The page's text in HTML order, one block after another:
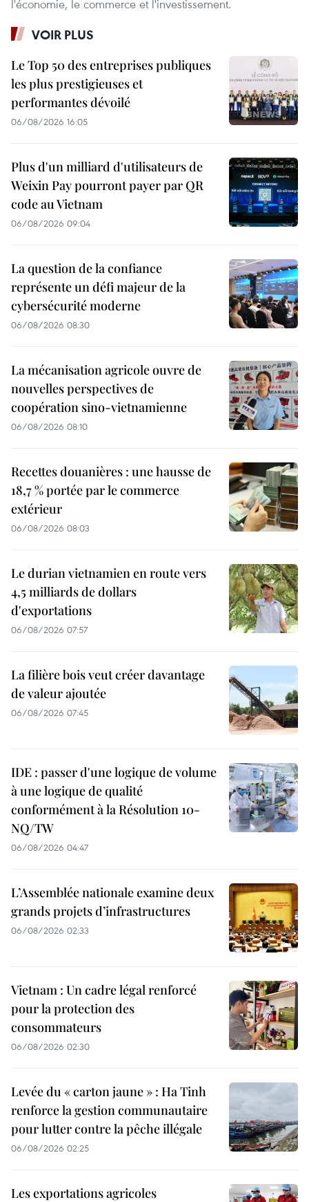
l'économie, le commerce et l'investissement.
VOIR PLUS
Le Top 50 des entreprises publiques
les plus prestigieuses et
performantes dévoilé
06/08/2026 16:05
Plus d'un milliard d'utilisateurs de
Weixin Pay pourront payer par QR
code au Vietnam
06/08/2026 09:04
La question de la confiance
représente un défi majeur de la
cybersécurité moderne
06/08/2026 08:30
La mécanisation agricole ouvre de
nouvelles perspectives de
coopération sino-vietnamienne
06/08/2026 08:10
Recettes douanières : une hausse de
18,7 % portée par le commerce
extérieur
06/08/2026 08:03
Le durian vietnamien en route vers
4,5 milliards de dollars
d'exportations
06/08/2026 07:57
La filière bois veut créer davantage
de valeur ajoutée
06/08/2026 07:45
IDE : passer d'une logique de volume
à une logique de qualité
conformément à la Résolution 10-
NQ/TW
06/08/2026 04:47
L’Assemblée nationale examine deux
grands projets d’infrastructures
06/08/2026 02:33
Vietnam : Un cadre légal renforcé
pour la protection des
consommateurs
06/08/2026 02:30
Levée du « carton jaune » : Ha Tinh
renforce la gestion communautaire
pour lutter contre la pêche illégale
06/08/2026 02:25
Les exportations agricoles